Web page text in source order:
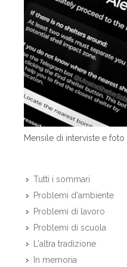
Mensile di interviste e foto
Tutti i sommari
Problemi d'ambiente
Problemi di lavoro
Problemi di scuola
L'altra tradizione
In memoria